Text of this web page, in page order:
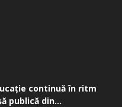
continuă în ritm
publică din...